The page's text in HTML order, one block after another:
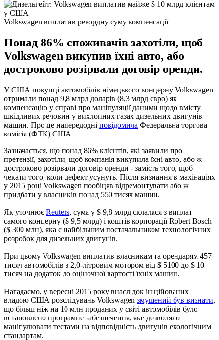
Volkswagen виплатив рекордну суму компенсації
Понад 86% споживачів захотіли, щоб
Volkswagen викупив їхні авто, або
достроково розірвали договір оренди.
У США покупці автомобілів німецького концерну Volkswagen
отримали понад 9,8 млрд доларів (8,3 млрд євро) як
компенсацію у справі про маніпуляції даними щодо вмісту
шкідливих речовин у вихлопних газах дизельних двигунів
машин. Про це напередодні повідомила Федеральна торгова
комісія (ФТК) США.
Зазначається, що понад 86% клієнтів, які заявили про
претензії, захотіли, щоб компанія викупила їхні авто, або ж
достроково розірвали договір оренди - замість того, щоб
чекати того, коли дефект усунуть. Після визнання в махінаціях
у 2015 році Volkswagen пообіцяв відремонтувати або ж
придбати у власників понад 550 тисяч машин.
Як уточнює Reuters, сума у $ 9,8 млрд склалася з виплат
самого концерну ($ 9,5 млрд) і коштів корпорації Robert Bosch
($ 300 млн), яка є найбільшим постачальником технологічних
розробок для дизельних двигунів.
При цьому Volkswagen виплатив власникам та орендарям 457
тисяч автомобілів з 2,0-літровим мотором від $ 5100 до $ 10
тисяч на додаток до оціночної вартості їхніх машин.
Нагадаємо, у вересні 2015 року внаслідок ініційованих
владою США розслідувань Volkswagen змушений був визнати,
що більш ніж на 10 млн проданих у світі автомобілів було
встановлено програмне забезпечення, яке дозволяло
маніпулювати тестами на відповідність двигунів екологічним
стандартам.